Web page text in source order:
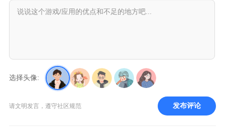
选择头像:
请文明发言，遵守社区规范 发布评论